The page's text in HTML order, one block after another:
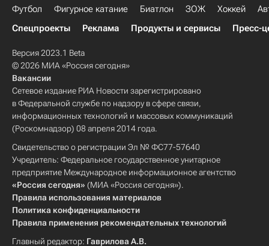
Футбол Фигурное катание Биатлон ЗОЖ Хоккей
Спецпроекты
Реклама Продукты и сервисы Пресс-
Версия 2023.1 Beta
© 2026 МИА «Россия сегодня»
Вакансии
Сетевое издание РИА Новости зарегистрировано
в Федеральной службе по надзору в сфере связи,
информационных технологий и массовых коммуникаций
(Роскомнадзор) 08 апреля 2014 года.
Свидетельство о регистрации Эл № ФС77-57640
Учредитель: Федеральное государственное унитарное
предприятие Международное информационное агентство
«Россия сегодня» (МИА «Россия сегодня»).
Правила использования материалов
Политика конфиденциальности
Правила применения рекомендательных технологий
Главный редактор: Гаврилова А.В.